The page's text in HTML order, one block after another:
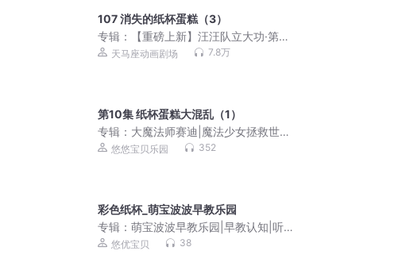
107 消失的纸杯蛋糕（3）
专辑：
【重磅上新】汪汪队立大功·第三
辑｜安全救援｜天马座动画剧场
天马座动画剧场 7.8万
第10集 纸杯蛋糕大混乱（1）
专辑： 大魔法师赛迪|魔法少女拯救世界|
公主魔法|女孩爱听
悠悠宝贝乐园 352
彩色纸杯_萌宝波波早教乐园
专辑：萌宝波波早教乐园|早教认知|听声
识物|悠优宝贝
悠优宝贝 38